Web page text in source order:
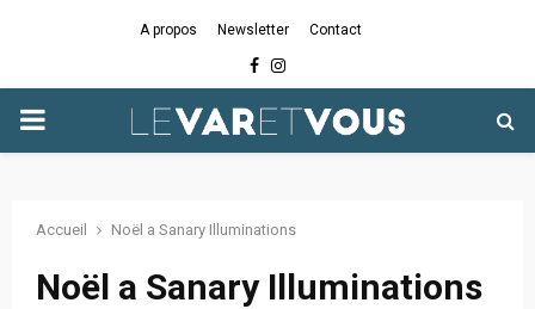
A propos Newsletter Contact
Facebook
Instagram
PRIMARY
Accueil Noël a Sanary Illuminations
Noël a Sanary Illuminations